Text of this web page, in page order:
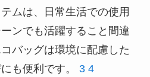
ムは、日常生活での使用
ンでも活躍すること間違
バッグは環境に配慮した
も便利です。 3 4